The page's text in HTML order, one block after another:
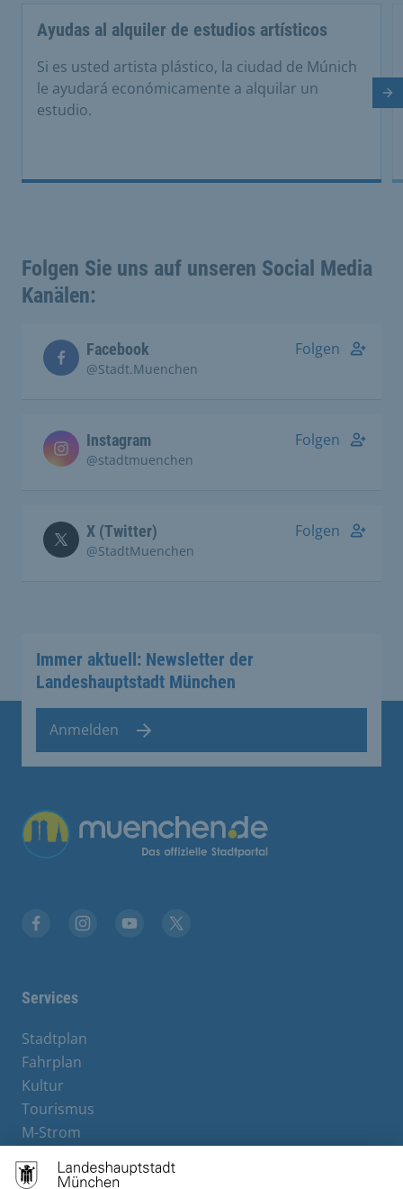
Ayudas al alquiler de estudios artísticos
Si es usted artista plástico, la ciudad de Múnich
le ayudará económicamente a alquilar un
estudio.
Folgen Sie uns auf unseren Social Media
Kanälen:
Facebook
@Stadt.Muenchen
Folgen
Instagram
@stadtmuenchen
Folgen
X (Twitter)
@StadtMuenchen
Folgen
Immer aktuell: Newsletter der
Landeshauptstadt München
Anmelden
Übergreifende Links
Services
Stadtplan
Fahrplan
Kultur
Tourismus
M-Strom
Hotels